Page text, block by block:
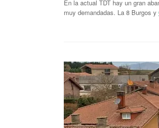
En la actual TDT hay un gran
muy demandadas. La 8 Burgos y